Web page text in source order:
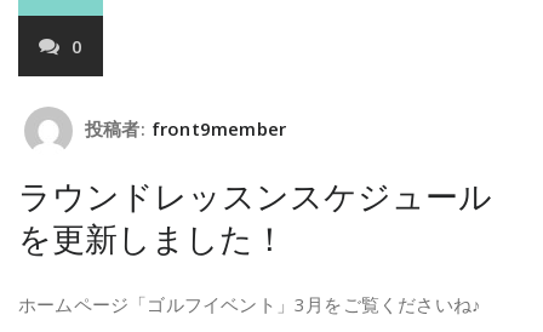
0
投稿者: front9member
ラウンドレッスンスケジュール
を更新しました！
ホームページ「ゴルフイベント」3月をご覧くださいね♪